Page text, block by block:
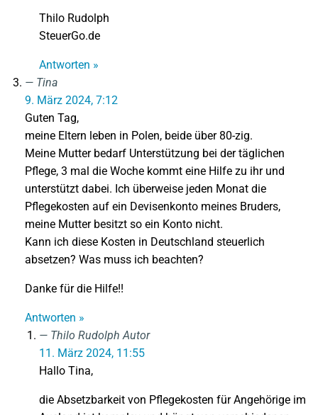
Thilo Rudolph
SteuerGo.de
Antworten »
Tina
9. März 2024, 7:12
Guten Tag,
meine Eltern leben in Polen, beide über 80-zig.
Meine Mutter bedarf Unterstützung bei der täglichen
Pflege, 3 mal die Woche kommt eine Hilfe zu ihr und
unterstützt dabei. Ich überweise jeden Monat die
Pflegekosten auf ein Devisenkonto meines Bruders,
meine Mutter besitzt so ein Konto nicht.
Kann ich diese Kosten in Deutschland steuerlich
absetzen? Was muss ich beachten?
Danke für die Hilfe!!
Antworten »
Thilo Rudolph Autor
11. März 2024, 11:55
Hallo Tina,
die Absetzbarkeit von Pflegekosten für Angehörige im